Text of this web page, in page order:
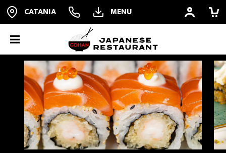
CATANIA MENU
ORDINA ONLINE
PRENOTA
ALL YOU CAN EAT